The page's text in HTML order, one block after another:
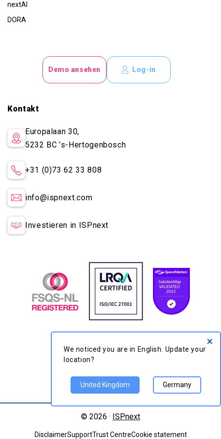
nextAI
DORA
Demo ansehen Log-in
Kontakt
Europalaan 30,
5232 BC’s-Hertogenbosch
+31 (0)73 62 33 808
info@ispnext.com
Investieren in ISPnext
© 2026 · ISPnext
DisclaimerSupportTrust CentreCookie statement
We noticed you are in English.